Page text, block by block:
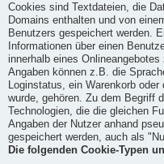
Cookies sind Textdateien, die
Domains enthalten und von
Benutzers gespeichert werden.
Informationen über einen
innerhalb eines
Angaben können z.B. die
Loginstatus, ein Warenkorb
wurde, gehören. Zu dem Begriff
Technologien, die die gleichen
Angaben der Nutzer anhand
gespeichert werden, auch als
Die folgenden Cookie-Typen